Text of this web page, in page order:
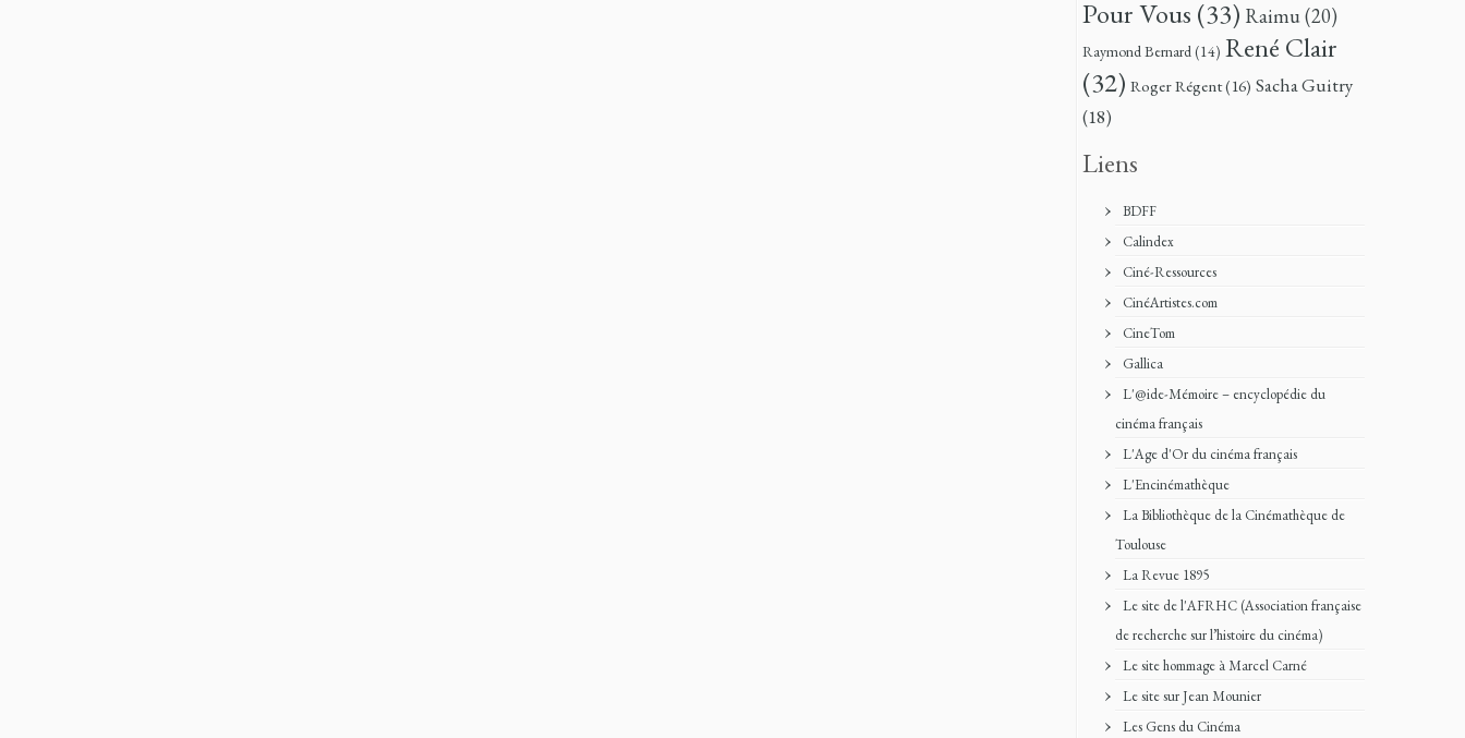
Pour Vous (33) Raimu(20)
Raymond Bernard(14) René Clair
(32) Roger Régent(16) Sacha Guitry
(18)
Liens
BDFF
Calindex
Ciné-Ressources
CinéArtistes.com
CineTom
Gallica
L'@ide-Mémoire – encyclopédie du
cinéma français
L'Age d'Or du cinéma français
L'Encinémathèque
La Bibliothèque de la Cinémathèque de
Toulouse
La Revue 1895
Le site de l'AFRHC (Association française
de recherche sur l’histoire du cinéma)
Le site hommage à Marcel Carné
Le site sur Jean Mounier
Les Gens du Cinéma